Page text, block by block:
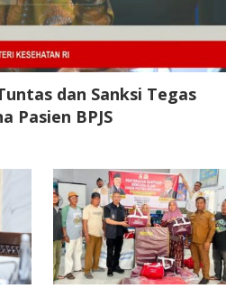
dan Sanksi Tegas
Pasien BPJS